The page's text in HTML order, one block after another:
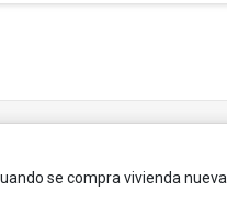
se compra vivienda nueva.